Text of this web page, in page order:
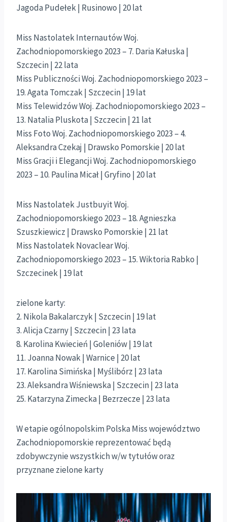
Jagoda Pudełek | Rusinowo | 20 lat
Miss Nastolatek Internautów Woj.
Zachodniopomorskiego 2023 – 7. Daria Kałuska |
Szczecin | 22 lata
Miss Publiczności Woj. Zachodniopomorskiego 2023 –
19. Agata Tomczak | Szczecin | 19 lat
Miss Telewidzów Woj. Zachodniopomorskiego 2023 –
13. Natalia Pluskota | Szczecin | 21 lat
Miss Foto Woj. Zachodniopomorskiego 2023 – 4.
Aleksandra Czekaj | Drawsko Pomorskie | 20 lat
Miss Gracji i Elegancji Woj. Zachodniopomorskiego
2023 – 10. Paulina Micał | Gryfino | 20 lat
Miss Nastolatek Justbuyit Woj.
Zachodniopomorskiego 2023 – 18. Agnieszka
Szuszkiewicz | Drawsko Pomorskie | 21 lat
Miss Nastolatek Novaclear Woj.
Zachodniopomorskiego 2023 – 15. Wiktoria Rabko |
Szczecinek | 19 lat
zielone karty:
2. Nikola Bakalarczyk | Szczecin | 19 lat
3. Alicja Czarny | Szczecin | 23 lata
8. Karolina Kwiecień | Goleniów | 19 lat
11. Joanna Nowak | Warnice | 20 lat
17. Karolina Simińska | Myślibórz | 23 lata
23. Aleksandra Wiśniewska | Szczecin | 23 lata
25. Katarzyna Zimecka | Bezrzecze | 23 lata
W etapie ogólnopolskim Polska Miss województwo
Zachodniopomorskie reprezentować będą
zdobywczynie wszystkich w/w tytułów oraz
przyznane zielone karty